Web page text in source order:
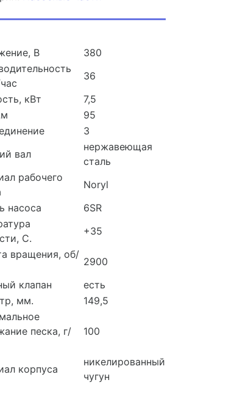
В
380
36
кВт
7,5
95
3
вал
нержавеющая
сталь
рабочего
Noryl
насоса
6SR
С.
+35
вращения, об/
2900
клапан
есть
мм.
149,5
песка, г/
100
корпуса
никелированный
чугун